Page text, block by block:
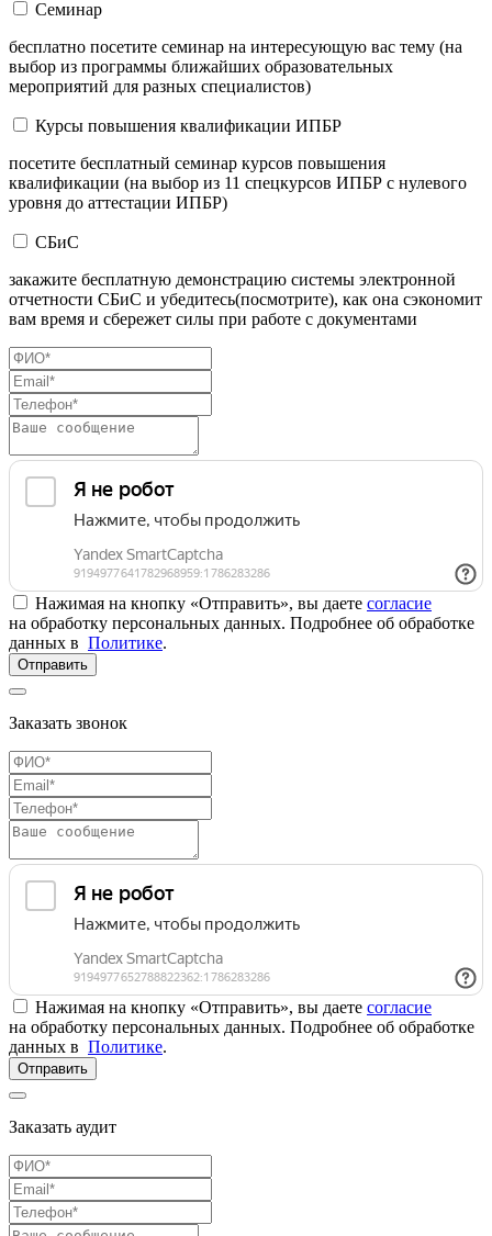
Семинар
бесплатно посетите семинар на интересующую вас тему (на
выбор из программы ближайших образовательных
мероприятий для разных специалистов)
Курсы повышения квалификации ИПБР
посетите бесплатный семинар курсов повышения
квалификации (на выбор из 11 спецкурсов ИПБР с нулевого
уровня до аттестации ИПБР)
СБиС
закажите бесплатную демонстрацию системы электронной
отчетности СБиС и убедитесь(посмотрите), как она сэкономит
вам время и сбережет силы при работе с документами
Нажимая на кнопку «Отправить», вы даете согласие
на обработку персональных данных. Подробнее об обработке
данных в Политике.
Отправить
Заказать звонок
Нажимая на кнопку «Отправить», вы даете согласие
на обработку персональных данных. Подробнее об обработке
данных в Политике.
Отправить
Заказать аудит